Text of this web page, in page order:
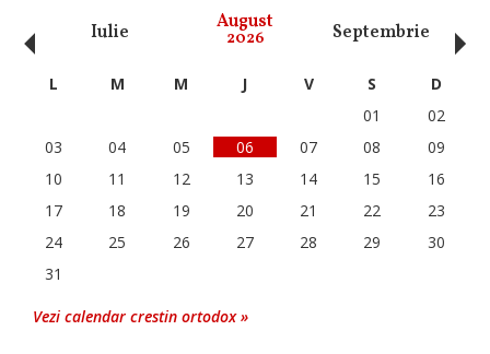
Iulie August
2026 Septembrie
‹ L M M J V S
D
01
02
03
04 05 06 07 08
09
10
11 12 13 14 15
16
17
18 19 20 21 22
23
24
25 26 27 28 29
30
31
Vezi calendar crestin ortodox »